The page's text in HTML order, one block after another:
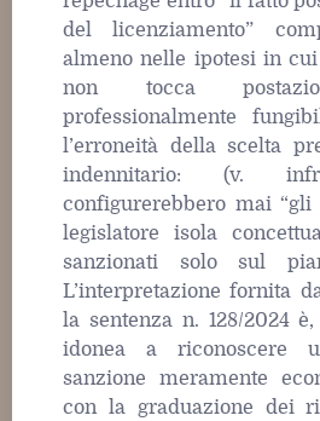
del licenziamento”
almeno nelle ipotesi in
non tocca
professionalmente
l’erroneità della scelta
indennitario: (v.
configurerebbero mai
legislatore isola
sanzionati solo sul
L’interpretazione fornita
la sentenza n. 128/2024
idonea a riconoscere
sanzione meramente
con la graduazione dei